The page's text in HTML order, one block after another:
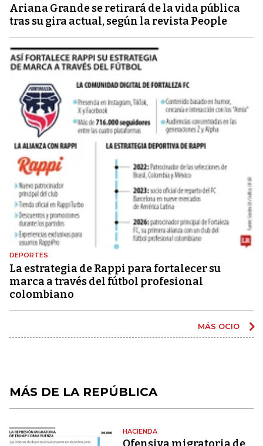
Ariana Grande se retirará de la vida pública
tras su gira actual, según la revista People
DEPORTES
La estrategia de Rappi para fortalecer su
marca a través del fútbol profesional
colombiano
MÁS OCIO
MÁS DE LA REPÚBLICA
HACIENDA